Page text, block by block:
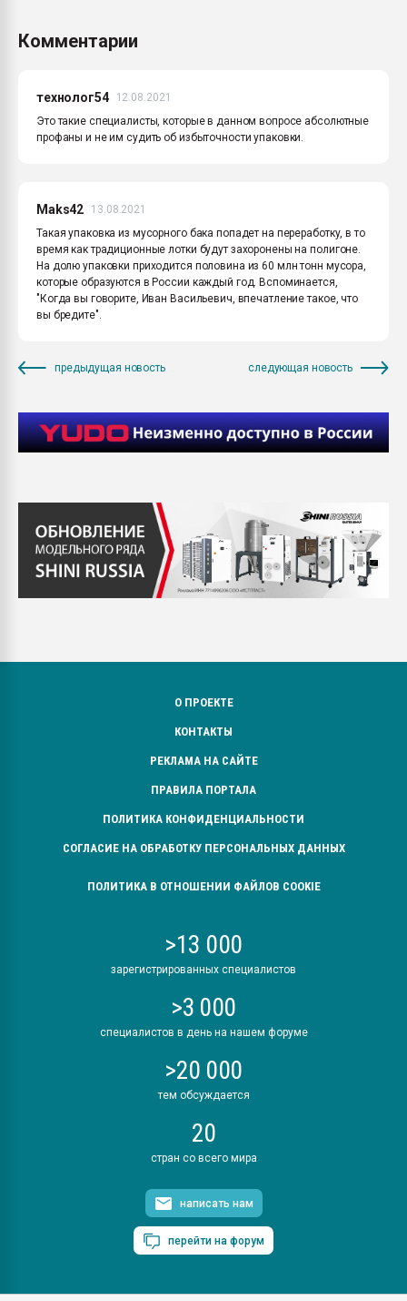
Комментарии
технолог54
12.08.2021
Это такие специалисты, которые в данном вопросе абсолютные
профаны и не им судить об избыточности упаковки.
Maks42
13.08.2021
Такая упаковка из мусорного бака попадет на переработку, в то
время как традиционные лотки будут захоронены на полигоне.
На долю упаковки приходится половина из 60 млн тонн мусора,
которые образуются в России каждый год. Вспоминается,
"Когда вы говорите, Иван Васильевич, впечатление такое, что
вы бредите".
предыдущая новость следующая новость
О ПРОЕКТЕ
КОНТАКТЫ
РЕКЛАМА НА САЙТЕ
ПРАВИЛА ПОРТАЛА
ПОЛИТИКА КОНФИДЕНЦИАЛЬНОСТИ
СОГЛАСИЕ НА ОБРАБОТКУ ПЕРСОНАЛЬНЫХ ДАННЫХ
ПОЛИТИКА В ОТНОШЕНИИ ФАЙЛОВ COOKIE
>13 000
зарегистрированных специалистов
>3 000
специалистов в день на нашем форуме
>20 000
тем обсуждается
20
стран со всего мира
написать нам
перейти на форум